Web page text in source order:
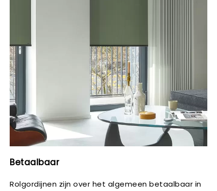
Betaalbaar
Rolgordijnen zijn over het algemeen betaalbaar in